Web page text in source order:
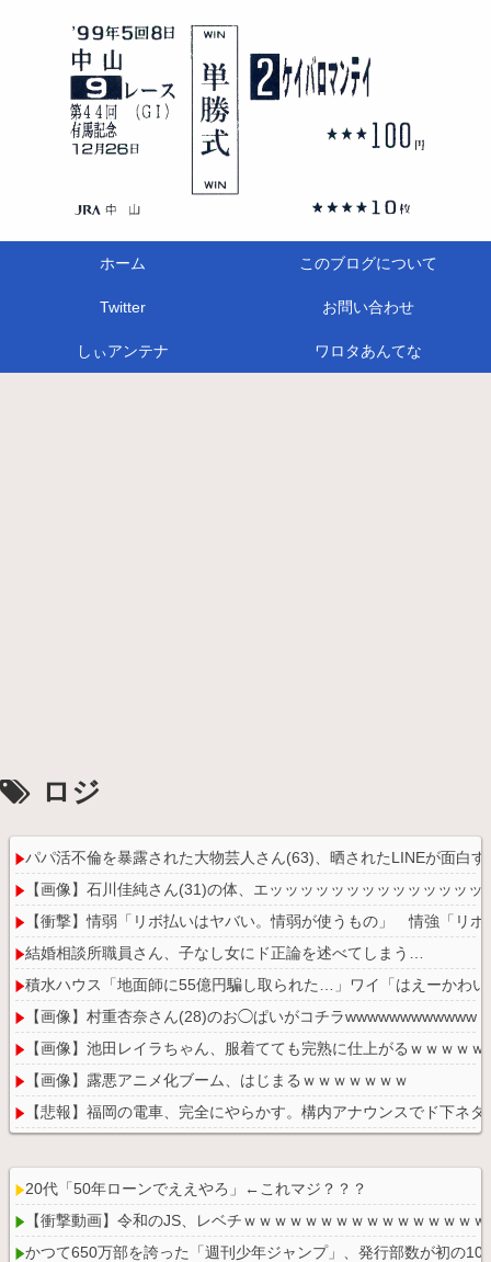
ホーム このブログについて
Twitter お問い合わせ
しぃアンテナ ワロタあんてな
ロジ
パパ活不倫を暴露された大物芸人さん(63)、晒されたLINEが面白
【画像】石川佳純さん(31)の体、エッッッッッッッッッッッッッッ
【衝撃】情弱「リボ払いはヤバい。情弱が使うもの」 情強「
結婚相談所職員さん、子なし女にド正論を述べてしまう…
積水ハウス「地面師に55億円騙し取られた…」ワイ「はえーかわ
【画像】村重杏奈さん(28)のお◯ぱいがコチラwwwwwwwwwwww
【画像】池田レイラちゃん、服着てても完熟に仕上がるｗｗｗｗ
【画像】露悪アニメ化ブーム、はじまるｗｗｗｗｗｗｗ
【悲報】福岡の電車、完全にやらかす。構内アナウンスでド下ネ
Powered by livedoor 相互RSS
20代「50年ローンでええやろ」←これマジ？？？
【衝撃動画】令和のJS、レベチｗｗｗｗｗｗｗｗｗｗｗｗｗｗｗ
かつて650万部を誇った「週刊少年ジャンプ」、発行部数が初の